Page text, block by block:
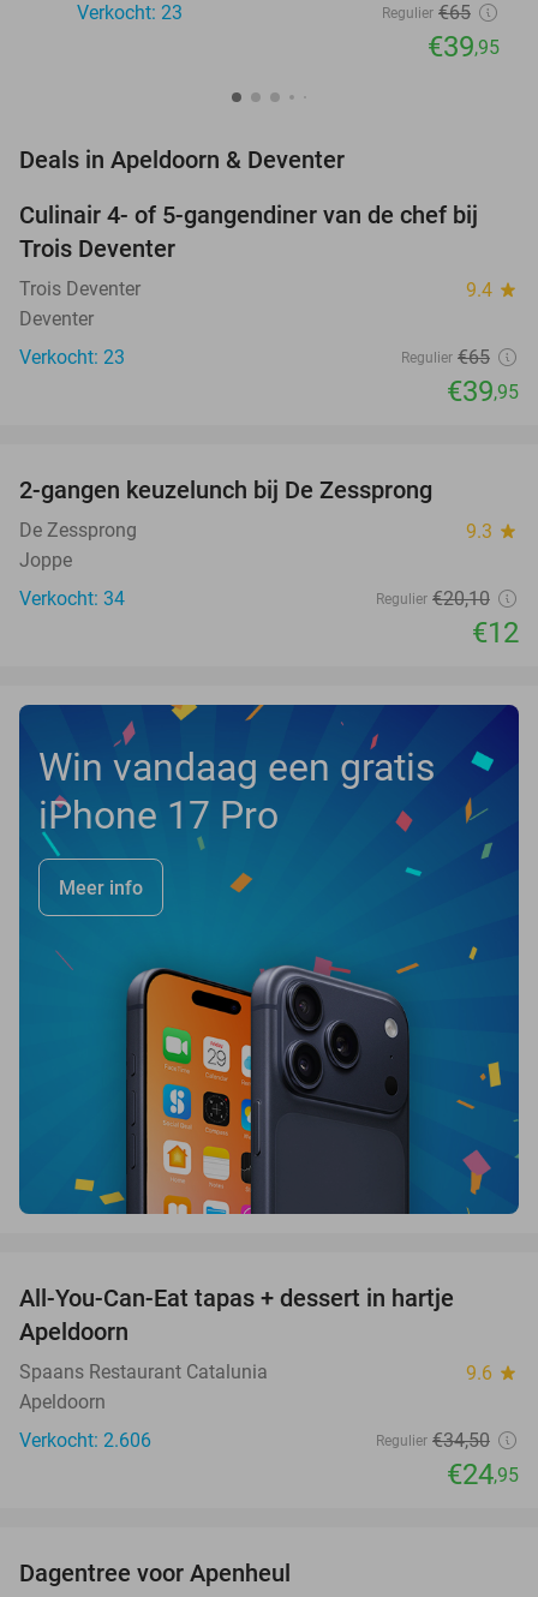
Verkocht: 23
Regulier €65
€39,95
Deals in Apeldoorn & Deventer
39%
TODAY
Culinair 4- of 5-gangendiner van de chef bij
Trois Deventer
Trois Deventer 9.4 star
Deventer
Verkocht: 23
Regulier €65
€39,95
NEW
TODAY
2-gangen keuzelunch bij De Zessprong
De Zessprong 9.3 star
Joppe
Verkocht: 34
Regulier €20,10
€12
Win vandaag een gratis
iPhone 17 Pro
Meer info
All-You-Can-Eat tapas + dessert in hartje
Apeldoorn
Spaans Restaurant Catalunia 9.6 star
Apeldoorn
Verkocht: 2.606
Regulier €34,50
€24,95
Dagentree voor Apenheul